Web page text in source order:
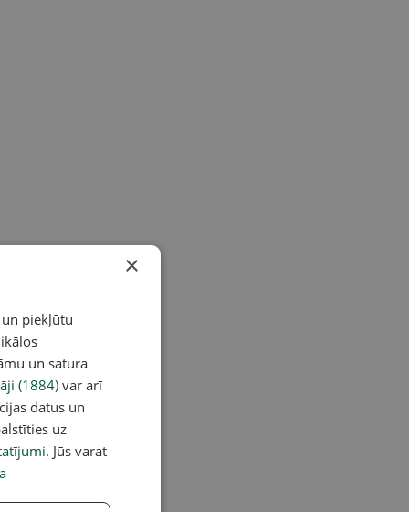
×
piekļūtu
un satura
(1884) var arī
datus un
uz
. Jūs varat